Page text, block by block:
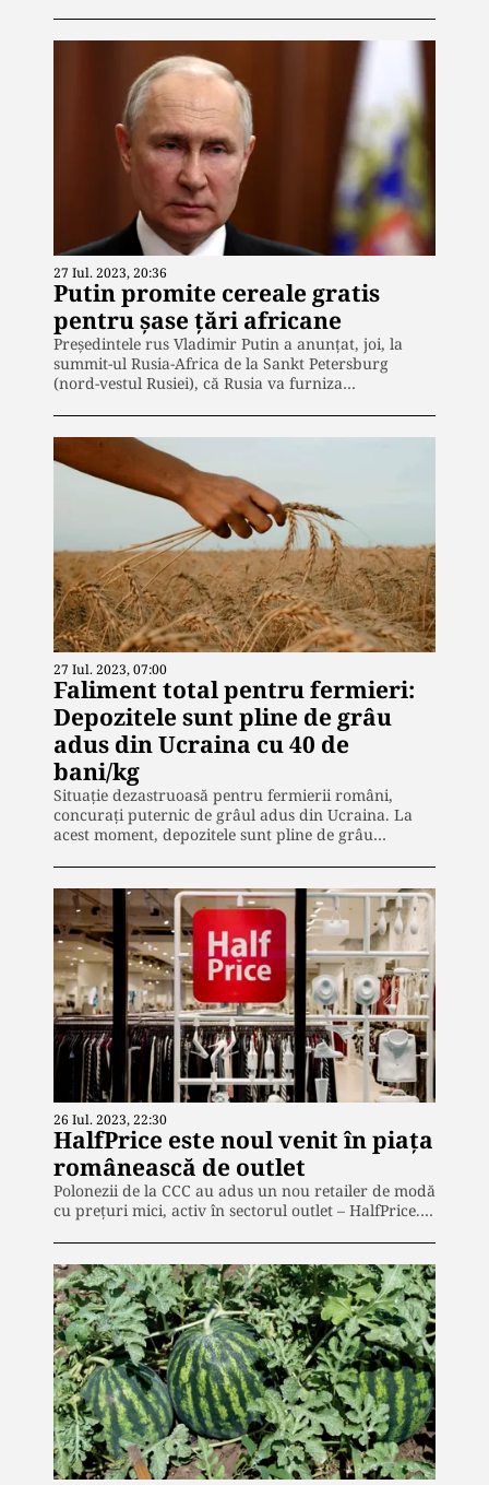
27 Iul. 2023, 20:36
Putin promite cereale gratis
pentru șase ţări africane
Președintele rus Vladimir Putin a anunțat, joi, la
summit-ul Rusia-Africa de la Sankt Petersburg
(nord-vestul Rusiei), că Rusia va furniza…
27 Iul. 2023, 07:00
Faliment total pentru fermieri:
Depozitele sunt pline de grâu
adus din Ucraina cu 40 de
bani/kg
Situație dezastruoasă pentru fermierii români,
concurați puternic de grâul adus din Ucraina. La
acest moment, depozitele sunt pline de grâu…
26 Iul. 2023, 22:30
HalfPrice este noul venit în piața
românească de outlet
Polonezii de la CCC au adus un nou retailer de modă
cu prețuri mici, activ în sectorul outlet – HalfPrice.…